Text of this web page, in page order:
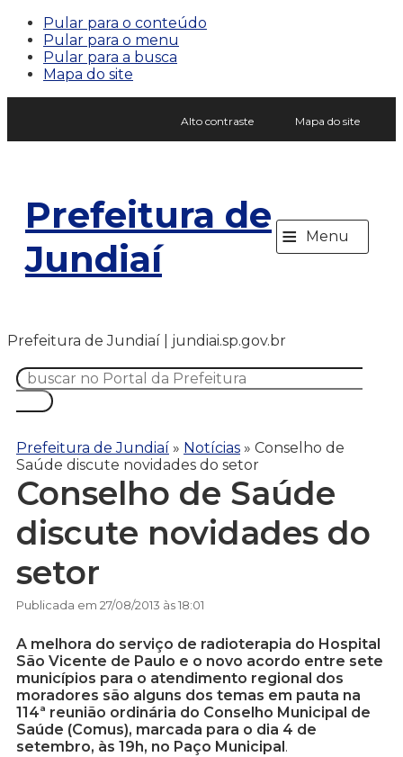
Pular para o conteúdo
Pular para o menu
Pular para a busca
Mapa do site
Alto contraste Mapa do site
Prefeitura de
Jundiaí
≡ Menu
Prefeitura de Jundiaí | jundiai.sp.gov.br
Prefeitura de Jundiaí » Notícias » Conselho de
Saúde discute novidades do setor
Conselho de Saúde
discute novidades do
setor
Publicada em 27/08/2013 às 18:01
A melhora do serviço de radioterapia do Hospital
São Vicente de Paulo e o novo acordo entre sete
municípios para o atendimento regional dos
moradores são alguns dos temas em pauta na
114ª reunião ordinária do Conselho Municipal de
Saúde (Comus), marcada para o dia 4 de
setembro, às 19h, no Paço Municipal.